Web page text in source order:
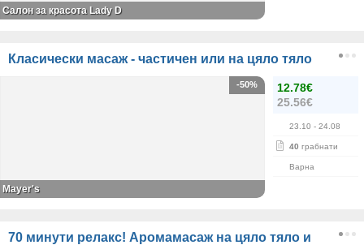
Салон за красота Lady D
Класически масаж - частичен или на цяло тяло
12.78€
25.56€
23.10 - 24.08
40 грабнати
Варна
-50%
Mayer's
70 минути релакс! Аромамасаж на цяло тяло и